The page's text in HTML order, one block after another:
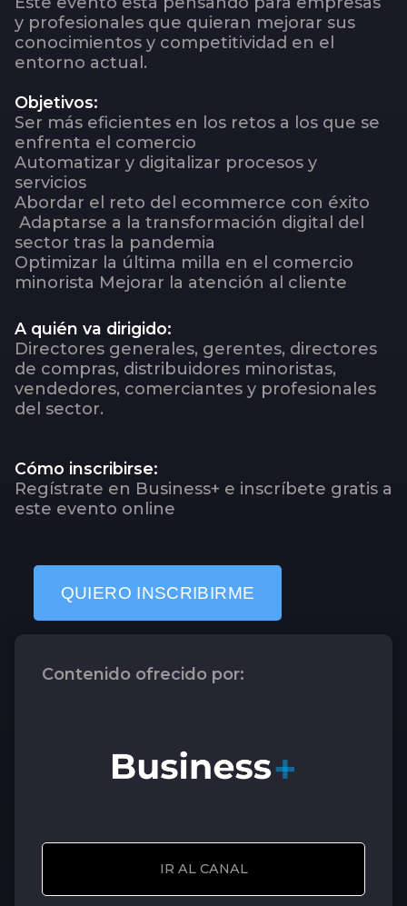
y profesionales que quieran mejorar sus
conocimientos y competitividad en el
entorno actual.
Objetivos:
Ser más eficientes en los retos a los que se
enfrenta el comercio
Automatizar y digitalizar procesos y
servicios
Abordar el reto del ecommerce con éxito
Adaptarse a la transformación digital del
sector tras la pandemia
Optimizar la última milla en el comercio
minorista Mejorar la atención al cliente
A quién va dirigido:
Directores generales, gerentes, directores
de compras, distribuidores minoristas,
vendedores, comerciantes y profesionales
del sector.
Cómo inscribirse:
Regístrate en Business+ e inscríbete gratis a
este evento online
QUIERO INSCRIBIRME
Contenido ofrecido por:
IR AL CANAL